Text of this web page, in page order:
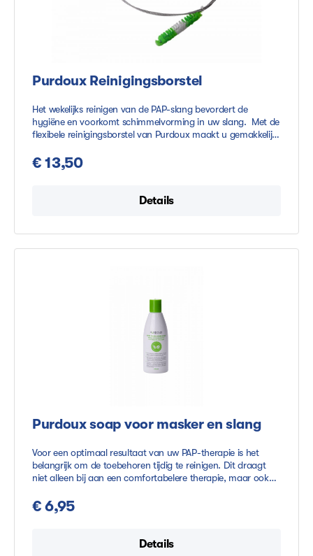
Purdoux Reinigingsborstel
Het wekelijks reinigen van de PAP-slang bevordert de
hygiëne en voorkomt schimmelvorming in uw slang. Met de
flexibele reinigingsborstel van Purdoux maakt u gemakkelijk
zachte borstelharen, waardoor de slang goed
schoongemaakt kan worden. De reinigingsborstel heeft een
slangen met een diameter van 15mm en 22mm
€ 13,50
Details
Purdoux soap voor masker en slang
Voor een optimaal resultaat van uw PAP-therapie is het
belangrijk om de toebehoren tijdig te reinigen. Dit draagt
niet alleen bij aan een comfortabelere therapie, maar ook
Purdoux is dan ook speciaal ontwikkeld voor de toebehoren
van PAP-therapie en bevat daarom natuurlijke ingrediënten,
reinigen voegt u een klein beetje vloeibare zeep toe aan
€ 6,95
Details